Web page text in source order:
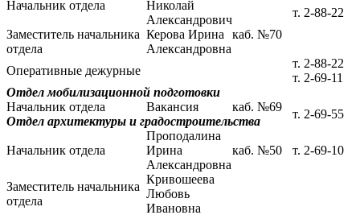
Начальник отдела
Николай
Александрович
каб. №70
т. 2-88-22
Заместитель начальника
отдела
Керова Ирина
Александровна
Оперативные дежурные
т. 2-88-22
т. 2-69-11
Отдел мобилизационной подготовки
Начальник отдела
Вакансия каб. №69
т. 2-69-55
Отдел архитектуры и градостроительства
Начальник отдела
Проподалина
Ирина
Александровна
каб. №50 т. 2-69-10
Заместитель начальника
отдела
Кривошеева
Любовь
Ивановна